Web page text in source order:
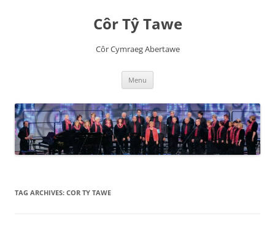
Côr Tŷ Tawe
Côr Cymraeg Abertawe
Menu
TAG ARCHIVES: COR TY TAWE